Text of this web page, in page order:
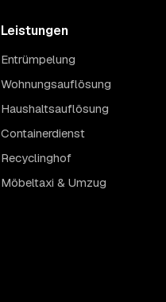
Leistungen
Entrümpelung
Wohnungsauflösung
Haushaltsauflösung
Containerdienst
Recyclinghof
Möbeltaxi & Umzug